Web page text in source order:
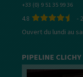
+33 (0) 9 51 35 99 36
4.8 -
Ouvert du lundi au
PIPELINE CLICHY